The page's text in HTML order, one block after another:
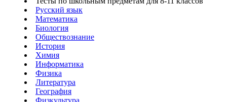
Русский язык
Математика
Биология
Обществознание
История
Химия
Информатика
Физика
Литература
География
Физкультура